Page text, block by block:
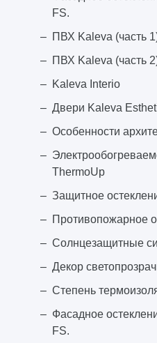
FS.
ПВХ Kaleva (часть
ПВХ Kaleva (часть
Kaleva Interio
Двери Kaleva
Особенности
ThermoUp
Защитное
Противопожарное
Солнцезащитные
Декор
Степень
Фасадное
FS.